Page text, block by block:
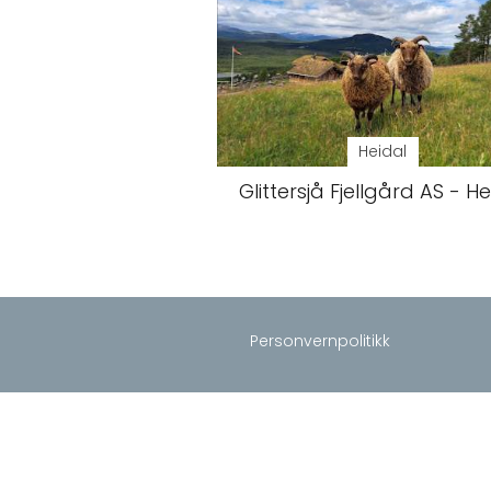
Heidal
Glittersjå Fjellgård AS -
Personvernpolitikk